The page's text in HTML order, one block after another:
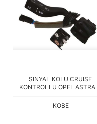
SINYAL KOLU CRUISE
KONTROLLU OPEL ASTRA
KOBE